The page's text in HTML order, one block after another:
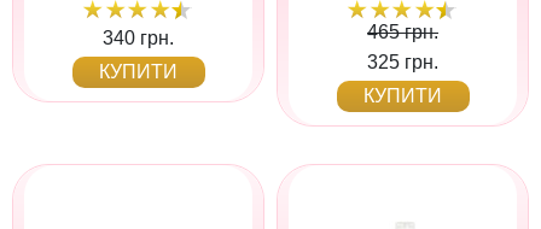
340 грн.
КУПИТИ
465 грн.
325 грн.
КУПИТИ